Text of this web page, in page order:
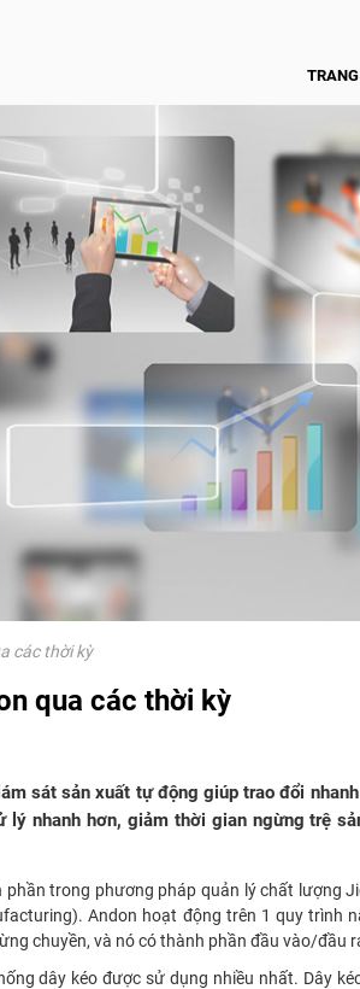
các thời kỳ
qua các thời kỳ
sát sản xuất tự động giúp trao đổi
lý nhanh hơn, giảm thời gian ngừng trệ
trong phương pháp quản lý chất lượng
Andon hoạt động trên 1 quy trình
chuyền, và nó có thành phần đầu vào/đầu
dây kéo được sử dụng nhiều nhất. Dây